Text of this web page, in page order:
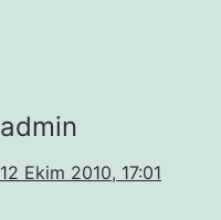
admin
12 Ekim 2010, 17:01